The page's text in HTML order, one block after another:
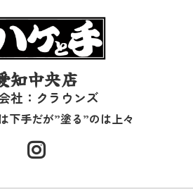
知中央店
社：クラウンズ
下手だが”塗る”のは上々